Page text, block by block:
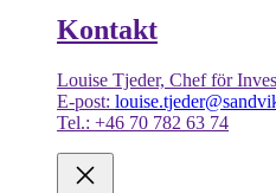
Kontakt
Louise Tjeder, Chef för
E-post:
Tel.: +46 70 782 63 74